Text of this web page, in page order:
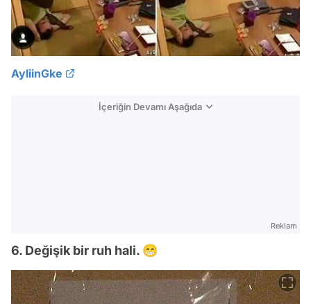
AyliinGke
İçeriğin Devamı Aşağıda
Reklam
6. Değişik bir ruh hali. 😁